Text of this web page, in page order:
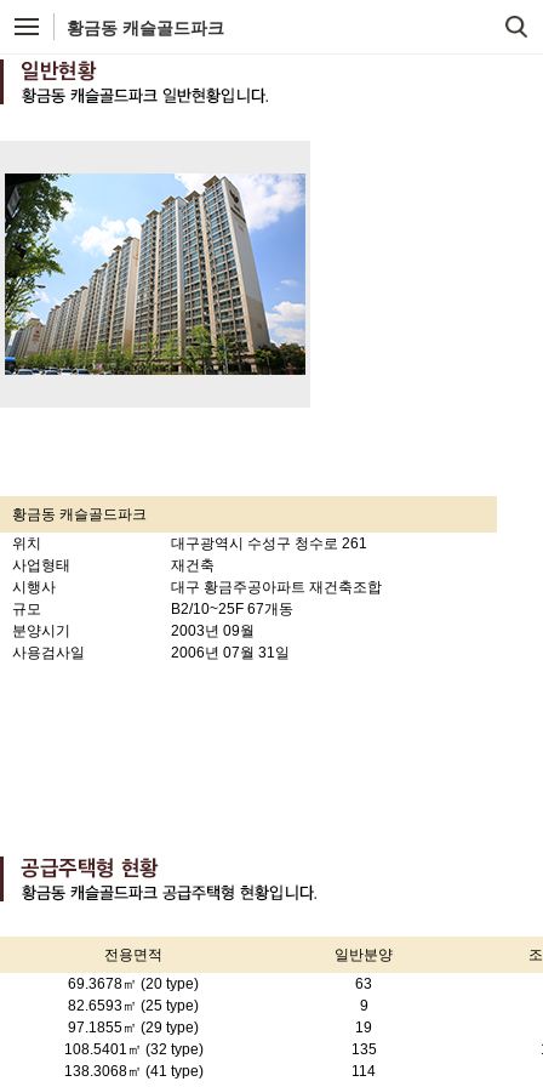
황금동 캐슬골드파크
황금동 캐슬골드파크
위치
대구광역시 수성구 청수로 261
사업형태
재건축
시행사
대구 황금주공아파트 재건축조합
규모
B2/10~25F 67개동
분양시기
2003년 09월
사용검사일
2006년 07월 31일
전용면적 일반분양
69.3678㎡ (20 type)
63
82.6593㎡ (25 type)
9
97.1855㎡ (29 type)
19
108.5401㎡ (32 type)
135
138.3068㎡ (41 type)
114